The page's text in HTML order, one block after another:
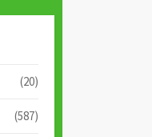
(20)
(587)